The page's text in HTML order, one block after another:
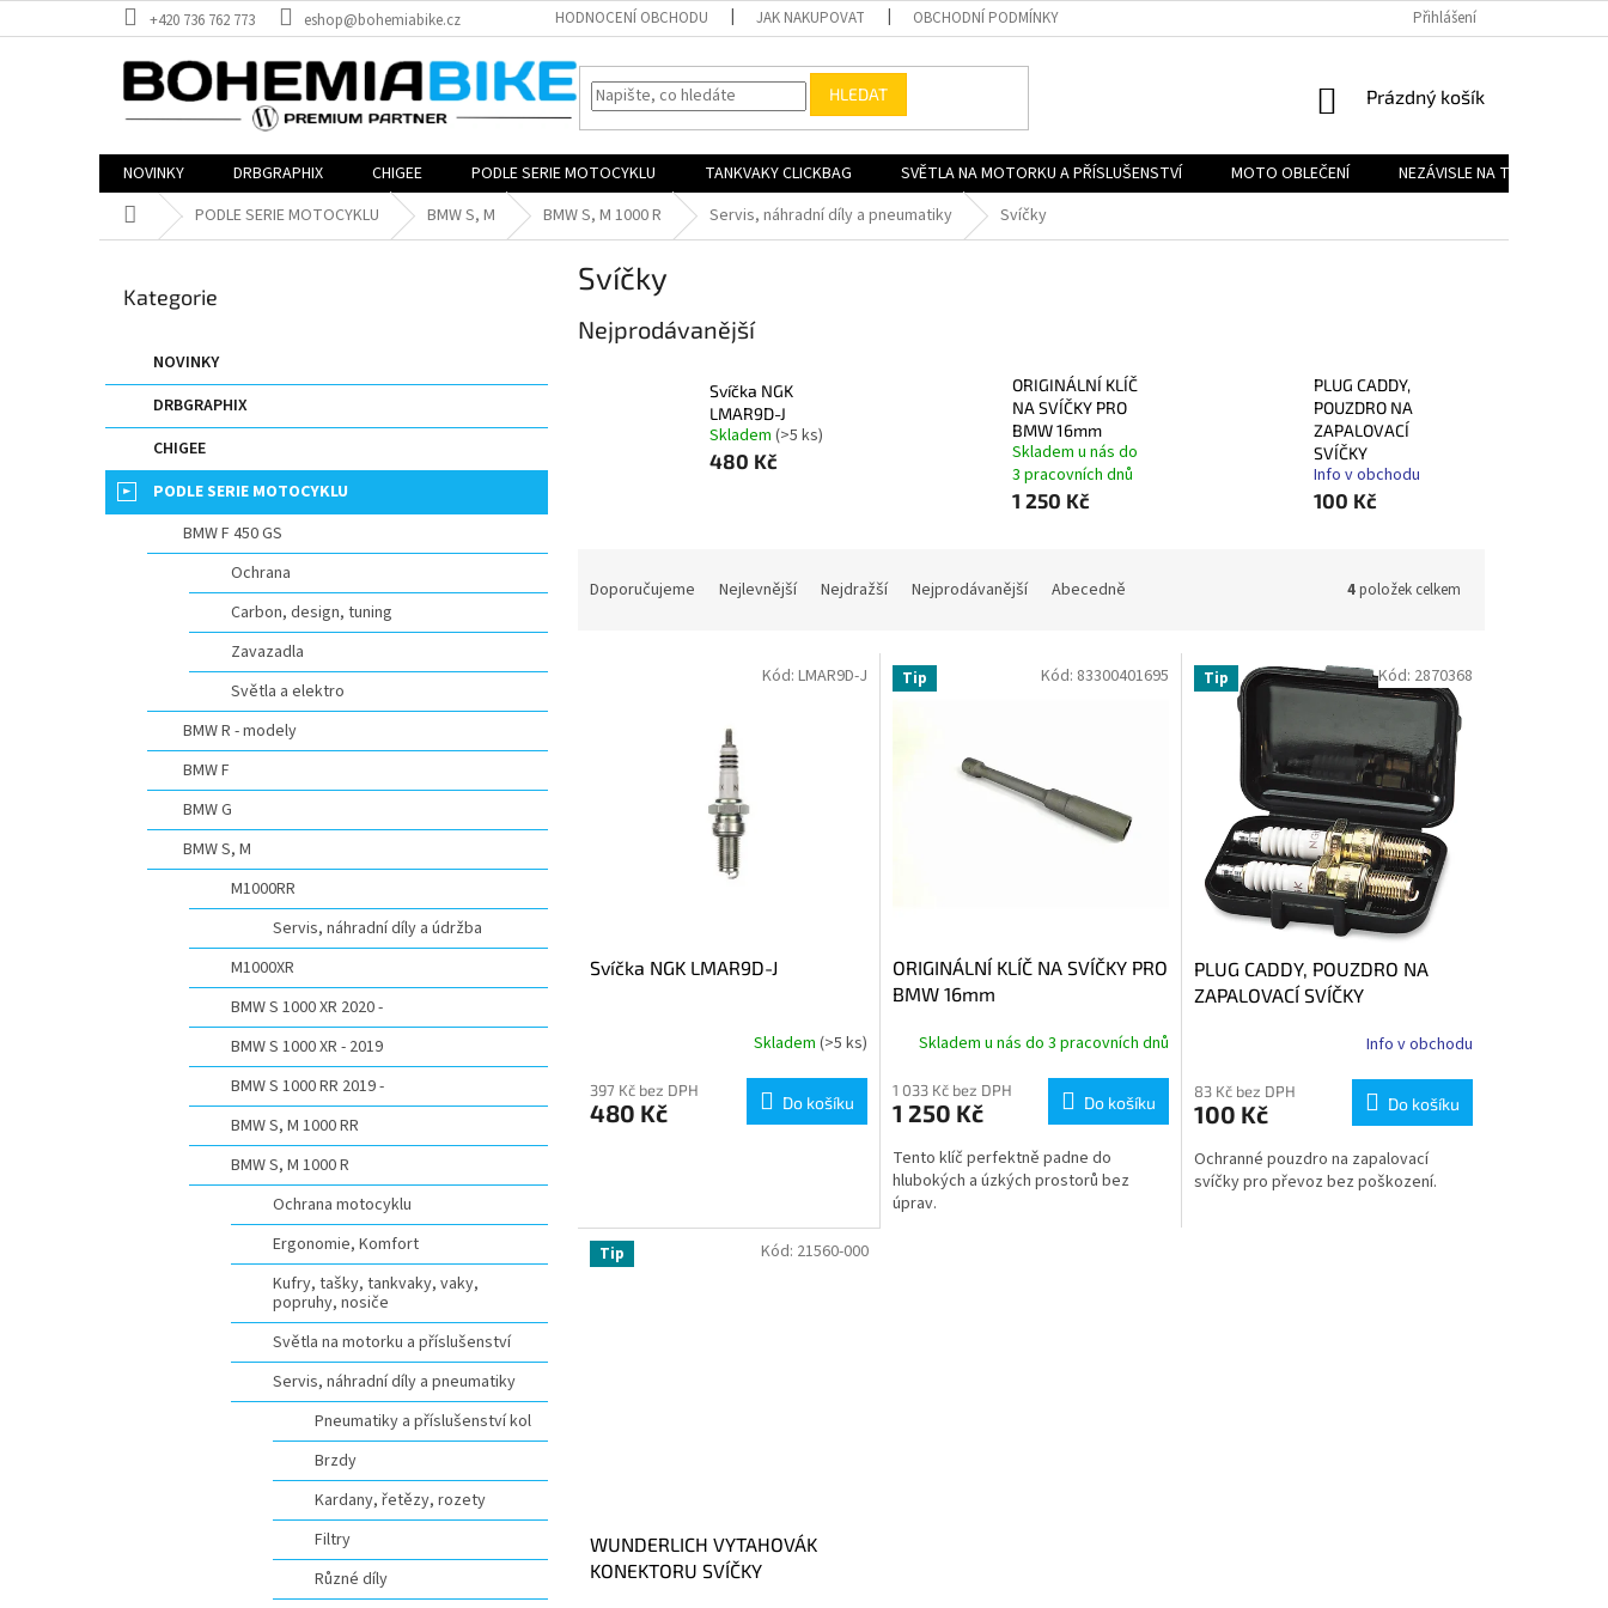
na
+420 736 762 773 eshop@bohemiabike.cz HODNOCENÍ OBCHODU JAK NAKUPOVAT OBCHODNÍ PODMÍNKY REKLAMAČNÍ ŘÁD
Přihlášení
HLEDAT
NÁKUPNÍ
Prázdný košík
NOVINKY DRBGRAPHIX CHIGEE PODLE SERIE MOTOCYKLU TANKVAKY CLICKBAG SVĚTLA NA MOTORKU A PŘÍSLUŠENSTVÍ MOTO OBLEČENÍ
NEZÁVISLE NA TYPU
Domů PODLE SERIE MOTOCYKLU BMW S, M BMW S, M 1000 R Servis, náhradní díly a pneumatiky Svíčky
a
n
a
Přeskočit
Kategorie
NOVINKY
DRBGRAPHIX
CHIGEE
PODLE SERIE MOTOCYKLU
BMW F 450 GS
Ochrana
Carbon, design, tuning
Zavazadla
Světla a elektro
BMW R - modely
BMW F
BMW G
BMW S, M
M1000RR
Servis, náhradní díly a údržba
M1000XR
BMW S 1000 XR 2020 -
BMW S 1000 XR - 2019
BMW S 1000 RR 2019 -
BMW S, M 1000 RR
BMW S, M 1000 R
Ochrana motocyklu
Ergonomie, Komfort
Kufry, tašky, tankvaky, vaky,
popruhy, nosiče
Světla na motorku a příslušenství
Servis, náhradní díly a pneumatiky
Pneumatiky a příslušenství kol
Brzdy
Kardany, řetězy, rozety
Filtry
Různé díly
Svíčky
Nejprodávanější
Svíčka NGK
LMAR9D-J
Skladem (>5 ks)
480 Kč
ORIGINÁLNÍ KLÍČ
NA SVÍČKY PRO
BMW 16mm
Skladem u nás do
3 pracovních dnů
1 250 Kč
PLUG CADDY,
POUZDRO NA
ZAPALOVACÍ
SVÍČKY
Info v obchodu
100 Kč
Doporučujeme Nejlevnější Nejdražší Nejprodávanější Abecedně 4položek celkem
Svíčka NGK LMAR9D-J
Skladem (>5 ks)
397 Kč bez DPH
480 Kč Do košíku
Kód: LMAR9D-J Tip
ORIGINÁLNÍ KLÍČ NA SVÍČKY PRO
BMW 16mm
Skladem u nás do 3 pracovních dnů
1 033 Kč bez DPH
1 250 Kč Do košíku
Tento klíč perfektně padne do
hlubokých a úzkých prostorů bez
úprav.
Kód: 83300401695 Tip
PLUG CADDY, POUZDRO NA
ZAPALOVACÍ SVÍČKY
Info v obchodu
83 Kč bez DPH
100 Kč Do košíku
Ochranné pouzdro na zapalovací
svíčky pro převoz bez poškození.
Kód: 2870368
Tip
WUNDERLICH VYTAHOVÁK
KONEKTORU SVÍČKY
Kód: 21560-000